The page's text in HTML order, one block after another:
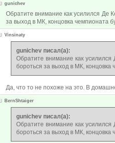
gunichev
Обратите внимание как усилился Де
за выход в МК, концовка чемпионата
Vinsinaty
gunichev писал(а):
Обратите внимание как
бороться за выход в МК, концовка
Да, что то не похоже на это. В
BernShtaiger
gunichev писал(а):
Обратите внимание как
бороться за выход в МК, концовка